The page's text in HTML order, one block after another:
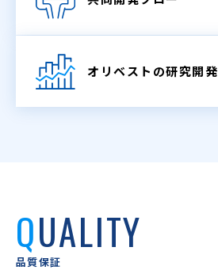
オリベストの研究開発
QUALITY
品質保証